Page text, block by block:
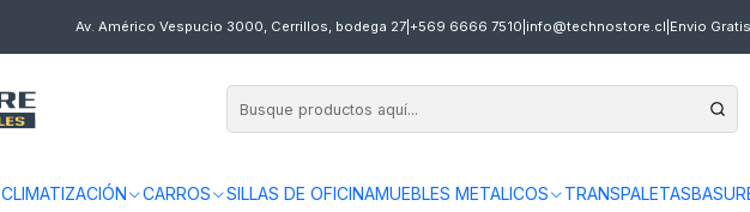
CLIMATIZACIÓN CARROS SILLAS DE OFICINAMUEBLES METALICOS TRANSPALETAS
Av. Américo Vespucio 3000, Cerrillos, bodega 27| +569 6666 7510 info@technostore.cl Envio
CARRO AL AUTO ACERO 4 RUEDAS 94 CM TECNOPLUS
CARRO AL AUTO
Envíos gratis en 24 hrs en